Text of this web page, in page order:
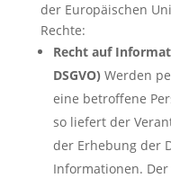
der Europäischen
Rechte:
Recht auf
DSGVO) Werden
eine betroffene
so liefert der
der Erhebung der
Informationen.